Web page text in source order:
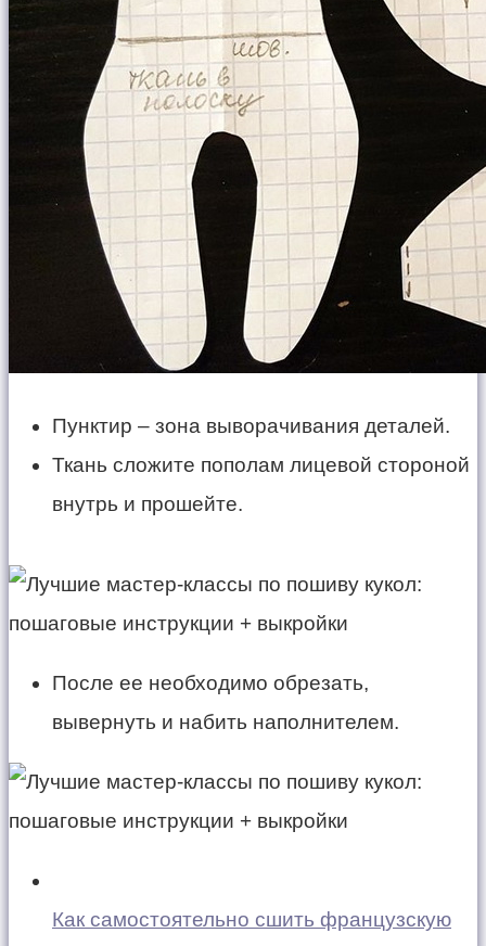
Пунктир – зона выворачивания деталей.
Ткань сложите пополам лицевой стороной
внутрь и прошейте.
После ее необходимо обрезать,
вывернуть и набить наполнителем.
Как самостоятельно сшить французскую